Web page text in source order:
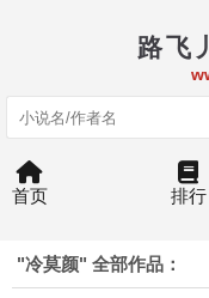
路飞
首页 排行
"冷莫颜" 全部作品：